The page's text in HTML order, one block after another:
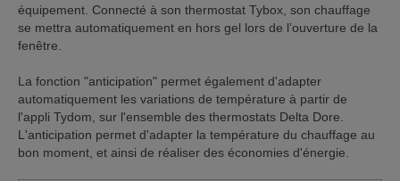
équipement. Connecté à son thermostat Tybox, son chauffage
se mettra automatiquement en hors gel lors de l’ouverture de la
fenêtre.
La fonction "anticipation" permet également d'adapter
automatiquement les variations de température à partir de
l'appli Tydom, sur l'ensemble des thermostats Delta Dore.
L'anticipation permet d'adapter la température du chauffage au
bon moment, et ainsi de réaliser des économies d'énergie.